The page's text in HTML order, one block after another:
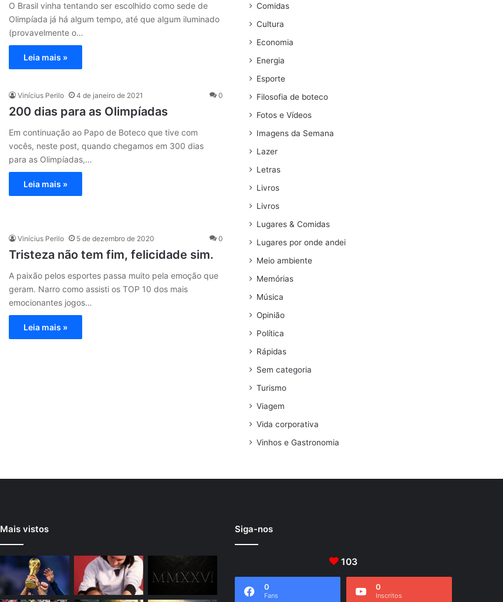
O Brasil vinha tentando ser escolhido como sede de
Olimpíada já há algum tempo, até que algum iluminado
(provavelmente o…
Leia mais »
Vinícius Perilo 4 de janeiro de 2021 0
200 dias para as Olimpíadas
Em continuação ao Papo de Boteco que tive com
vocês, neste post, quando chegamos em 300 dias
para as Olimpíadas,…
Leia mais »
Vinícius Perilo 5 de dezembro de 2020 0
Tristeza não tem fim, felicidade sim.
A paixão pelos esportes passa muito pela emoção que
geram. Narro como assisti os TOP 10 dos mais
emocionantes jogos…
Leia mais »
Comidas
Cultura
Economia
Energia
Esporte
Filosofia de boteco
Fotos e Vídeos
Imagens da Semana
Lazer
Letras
Livros
Livros
Lugares & Comidas
Lugares por onde andei
Meio ambiente
Memórias
Música
Opinião
Política
Rápidas
Sem categoria
Turismo
Viagem
Vida corporativa
Vinhos e Gastronomia
Mais vistos Siga-nos
103
0
Fans
0
Inscritos